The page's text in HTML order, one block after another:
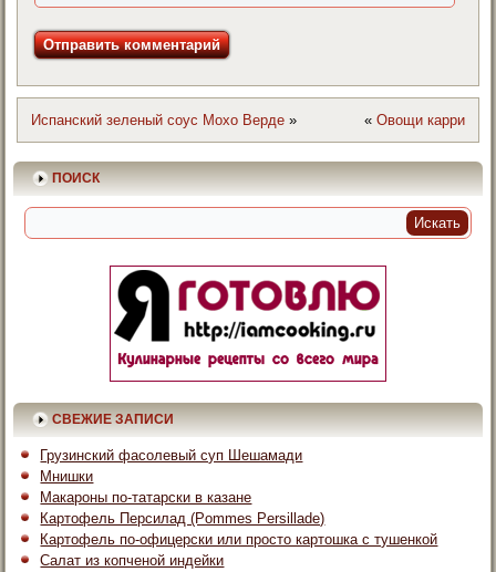
Испанский зеленый соус Мохо Верде » « Овощи карри
ПОИСК
СВЕЖИЕ ЗАПИСИ
Грузинский фасолевый суп Шешамади
Мнишки
Макароны по-татарски в казане
Картофель Персилад (Pommes Persillade)
Картофель по-офицерски или просто картошка с тушенкой
Салат из копченой индейки